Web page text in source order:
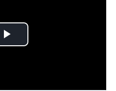
Play Video